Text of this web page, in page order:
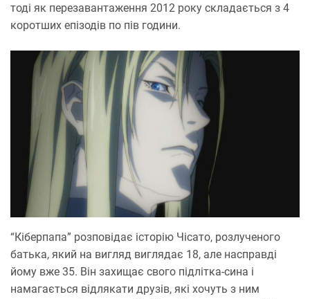
тоді як перезавантаження 2012 року складається з 4
коротших епізодів по пів години.
“Кіберпапа” розповідає історію Чісато, розлученого
батька, який на вигляд виглядає 18, але насправді
йому вже 35. Він захищає свого підлітка-сина і
намагається відлякати друзів, які хочуть з ним